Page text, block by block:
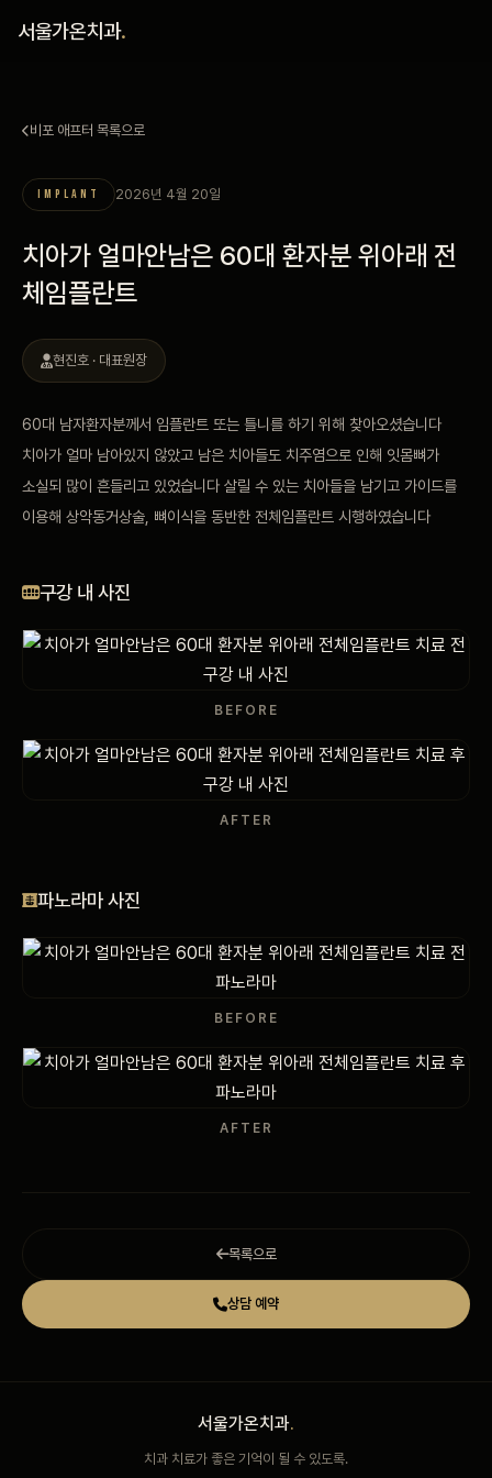
서울가온치과.
커뮤니티
의료진
안내
블로그
비포 애프터
공지사항
치과 백과사전
회원가입 / 로그인
비포 애프터 목록으로
IMPLANT 2026년 4월 20일
치아가 얼마안남은 60대 환자분 위아래 전
체임플란트
현진호 · 대표원장
60대 남자환자분께서 임플란트 또는 틀니를 하기 위해 찾아오셨습니다
치아가 얼마 남아있지 않았고 남은 치아들도 치주염으로 인해 잇몸뼈가
소실되 많이 흔들리고 있었습니다 살릴 수 있는 치아들을 남기고 가이드를
이용해 상악동거상술, 뼈이식을 동반한 전체임플란트 시행하였습니다
구강 내 사진
BEFORE
AFTER
파노라마 사진
BEFORE
AFTER
목록으로
상담 예약
서울가온치과.
치과 치료가 좋은 기억이 될 수 있도록.